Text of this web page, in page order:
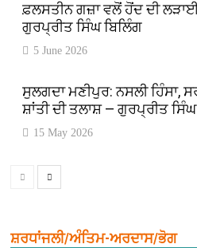
ਫ਼ਲਸਤੀਨ ਗਜ਼ਾ ਵਲੋਂ ਹੋਂਦ ਦੀ
ਗੁਰਪ੍ਰੀਤ ਸਿੰਘ ਬਿਲਿੰਗ
5 June 2026
ਸੁਲਗਦਾ ਮਣੀਪੁਰ: ਨਸਲੀ
ਸ਼ਾਂਤੀ ਦੀ ਤਲਾਸ਼ — ਗੁਰਪ੍ਰੀਤ
15 May 2026
ਸ਼ਰਧਾਂਜਲੀ/ਅੰਤਿਮ-ਅਰਦਾਸ/ਭੋਗ